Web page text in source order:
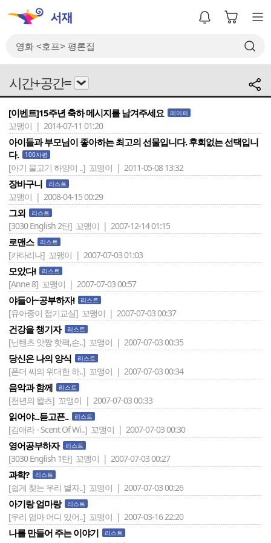
시간+공간=
[이벤트]15주년 축하 메시지를 남겨주세요 페이퍼
꼬맹이 | 2014-07-11 01:20
아이들과 부모님이 좋아하는 최고의 선물입니다. 후회없는 선택입니
다.
100자평
[아기 물고기 하양이 ..] 꼬맹이 | 2011-05-08 13:32
장바구니 리스트
꼬맹이 | 2008-04-15 00:29
그외 리스트
[3030 English 2탄] 꼬맹이 | 2007-12-14 01:15
로맨스 리스트
[카타리나] 꼬맹이 | 2007-07-03 01:03
모았다! 리스트
[Anne 8] 꼬맹이 | 2007-07-03 00:57
야들아~공부하자! 리스트
[유아종이 접기교실] 꼬맹이 | 2007-07-03 00:37
건강을 챙기자 리스트
[닌텐츠 앗짱 핫팩,손..] 꼬맹이 | 2007-07-03 00:35
당신은 나의 양식 리스트
[폰더 씨의 위대한 하..] 꼬맹이 | 2007-07-03 00:34
음악과 함께 리스트
[천년의 왈츠] 꼬맹이 | 2007-07-03 00:33
읽어야...듣고픈.. 리스트
[김애라 - Scent Of Wi..] 꼬맹이 | 2007-07-03 00:30
영어공부하자 리스트
[3030 English 1탄] 꼬맹이 | 2007-07-03 00:27
과학? 리스트
[쉽게 찾는 우리 별자..] 꼬맹이 | 2007-07-03 00:26
아기랑 엄마랑 리스트
[우리 엄마 어디 있어..] 꼬맹이 | 2007-03-16 22:20
나를 만들어 주는 이야기 리스트